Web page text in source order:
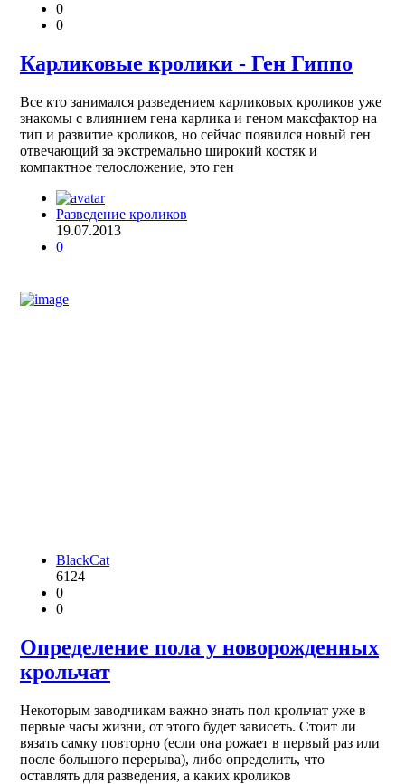
0
0
Карликовые кролики - Ген Гиппо
Все кто занимался разведением карликовых кроликов уже
знакомы с влиянием гена карлика и геном максфактор на
тип и развитие кроликов, но сейчас появился новый ген
отвечающий за экстремально широкий костяк и
компактное телосложение, это ген
Разведение кроликов
19.07.2013
0
BlackCat
6124
0
0
Определение пола у новорожденных
крольчат
Некоторым заводчикам важно знать пол крольчат уже в
первые часы жизни, от этого будет зависеть. Стоит ли
вязать самку повторно (если она рожает в первый раз или
после большого перерыва), либо определить, что
оставлять для разведения, а каких кроликов